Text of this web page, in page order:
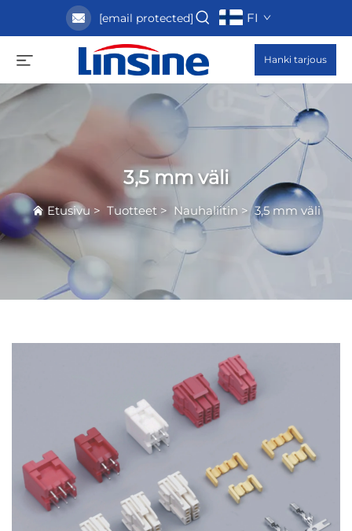
[email protected] FI
Hanki tarjous
3,5 mm väli
Etusivu > Tuotteet > Nauhaliitin >3,5 mm väli